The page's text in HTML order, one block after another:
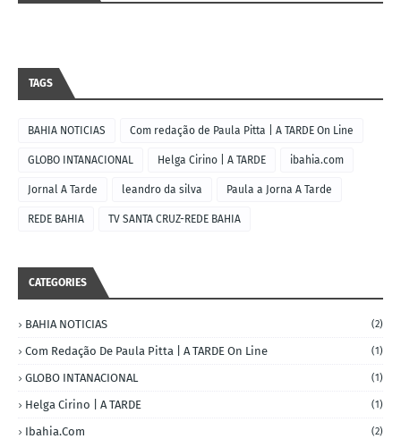
TAGS
BAHIA NOTICIAS Com redação de Paula Pitta | A TARDE On Line
GLOBO INTANACIONAL Helga Cirino | A TARDE ibahia.com
Jornal A Tarde leandro da silva Paula a Jorna A Tarde
REDE BAHIA TV SANTA CRUZ-REDE BAHIA
CATEGORIES
BAHIA NOTICIAS (2)
Com Redação De Paula Pitta | A TARDE On Line (1)
GLOBO INTANACIONAL (1)
Helga Cirino | A TARDE (1)
Ibahia.com (2)